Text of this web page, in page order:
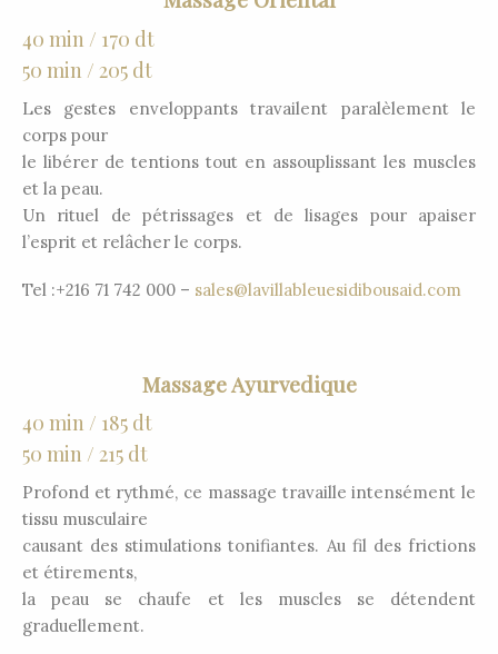
40 min / 170 dt
50 min / 205 dt
Les gestes enveloppants travailent paralèlement le
corps pour
le libérer de tentions tout en assouplissant les muscles
et la peau.
Un rituel de pétrissages et de lisages pour apaiser
l’esprit et relâcher le corps.
Tel :+216 71 742 000 – sales@lavillableuesidibousaid.com
Massage Ayurvedique
40 min / 185 dt
50 min / 215 dt
Profond et rythmé, ce massage travaille intensément le
tissu musculaire
causant des stimulations tonifiantes. Au fil des frictions
et étirements,
la peau se chaufe et les muscles se détendent
graduellement.